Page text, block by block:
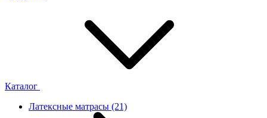
Каталог
Латексные матрасы (21)